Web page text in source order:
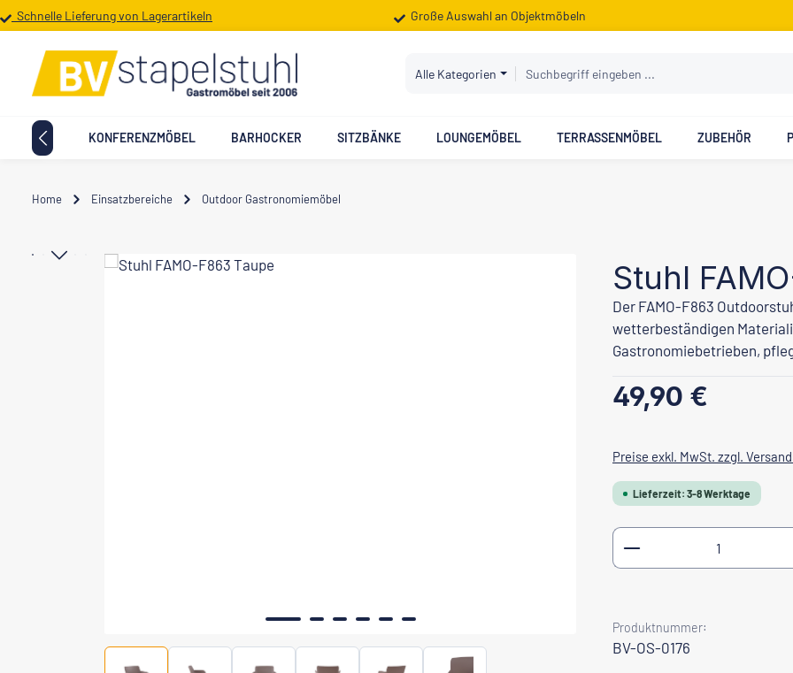
Hauptinhalt springen
Zur Suche springen
Zur Hauptnavigation springen
Schnelle Lieferung von Lagerartikeln Große Auswahl an Objektmöbeln
Alle Kategorien
KONFERENZMÖBEL BARHOCKER SITZBÄNKE LOUNGEMÖBEL TERRASSENMÖBEL ZUBEHÖR
Home Einsatzbereiche Outdoor Gastronomiemöbel
Bildergalerie überspringen Stuhl
Der FAMO-F863
wetterbeständigen
Gastronomiebetrieben,
Regulärer Preis:
49,90 €
Preise exkl. MwSt. zzgl.
Lieferzeit: 3-8 Werktage
Produkt Anzahl:
Produktnummer:
BV-OS-0176